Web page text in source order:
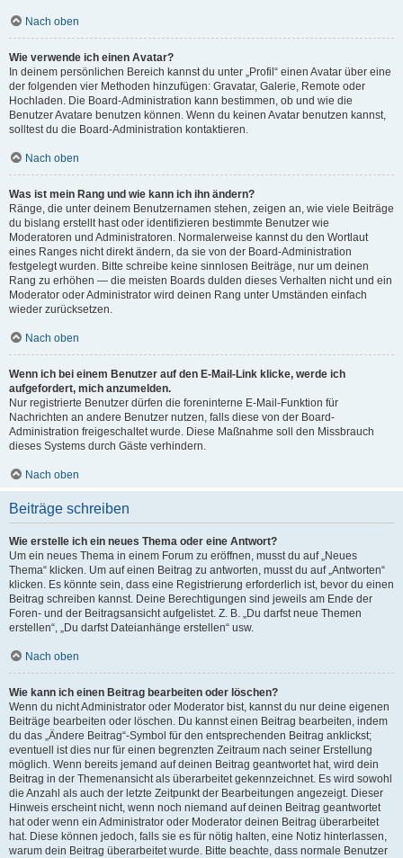
Nach oben
Wie verwende ich einen Avatar?
In deinem persönlichen Bereich kannst du unter „Profil“ einen Avatar über eine
der folgenden vier Methoden hinzufügen: Gravatar, Galerie, Remote oder
Hochladen. Die Board-Administration kann bestimmen, ob und wie die
Benutzer Avatare benutzen können. Wenn du keinen Avatar benutzen kannst,
solltest du die Board-Administration kontaktieren.
Nach oben
Was ist mein Rang und wie kann ich ihn ändern?
Ränge, die unter deinem Benutzernamen stehen, zeigen an, wie viele Beiträge
du bislang erstellt hast oder identifizieren bestimmte Benutzer wie
Moderatoren und Administratoren. Normalerweise kannst du den Wortlaut
eines Ranges nicht direkt ändern, da sie von der Board-Administration
festgelegt wurden. Bitte schreibe keine sinnlosen Beiträge, nur um deinen
Rang zu erhöhen — die meisten Boards dulden dieses Verhalten nicht und ein
Moderator oder Administrator wird deinen Rang unter Umständen einfach
wieder zurücksetzen.
Nach oben
Wenn ich bei einem Benutzer auf den E-Mail-Link klicke, werde ich
aufgefordert, mich anzumelden.
Nur registrierte Benutzer dürfen die foreninterne E-Mail-Funktion für
Nachrichten an andere Benutzer nutzen, falls diese von der Board-
Administration freigeschaltet wurde. Diese Maßnahme soll den Missbrauch
dieses Systems durch Gäste verhindern.
Nach oben
Beiträge schreiben
Wie erstelle ich ein neues Thema oder eine Antwort?
Um ein neues Thema in einem Forum zu eröffnen, musst du auf „Neues
Thema“ klicken. Um auf einen Beitrag zu antworten, musst du auf „Antworten“
klicken. Es könnte sein, dass eine Registrierung erforderlich ist, bevor du einen
Beitrag schreiben kannst. Deine Berechtigungen sind jeweils am Ende der
Foren- und der Beitragsansicht aufgelistet. Z. B. „Du darfst neue Themen
erstellen“, „Du darfst Dateianhänge erstellen“ usw.
Nach oben
Wie kann ich einen Beitrag bearbeiten oder löschen?
Wenn du nicht Administrator oder Moderator bist, kannst du nur deine eigenen
Beiträge bearbeiten oder löschen. Du kannst einen Beitrag bearbeiten, indem
du das „Ändere Beitrag“-Symbol für den entsprechenden Beitrag anklickst;
eventuell ist dies nur für einen begrenzten Zeitraum nach seiner Erstellung
möglich. Wenn bereits jemand auf deinen Beitrag geantwortet hat, wird dein
Beitrag in der Themenansicht als überarbeitet gekennzeichnet. Es wird sowohl
die Anzahl als auch der letzte Zeitpunkt der Bearbeitungen angezeigt. Dieser
Hinweis erscheint nicht, wenn noch niemand auf deinen Beitrag geantwortet
hat oder wenn ein Administrator oder Moderator deinen Beitrag überarbeitet
hat. Diese können jedoch, falls sie es für nötig halten, eine Notiz hinterlassen,
warum dein Beitrag überarbeitet wurde. Bitte beachte, dass normale Benutzer